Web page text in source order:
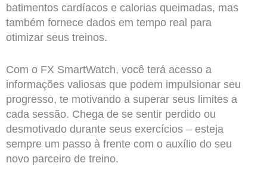
batimentos cardíacos e calorias queimadas, mas
também fornece dados em tempo real para
otimizar seus treinos.
Com o FX SmartWatch, você terá acesso a
informações valiosas que podem impulsionar seu
progresso, te motivando a superar seus limites a
cada sessão. Chega de se sentir perdido ou
desmotivado durante seus exercícios – esteja
sempre um passo à frente com o auxílio do seu
novo parceiro de treino.